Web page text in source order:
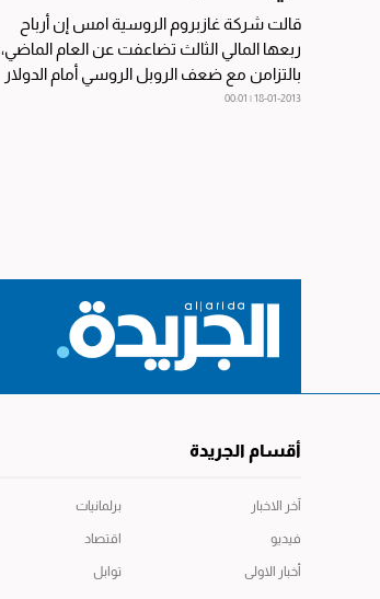
قالت شركة غازبروم الروسية امس إن أرباح
ربعها المالي الثالث تضاعفت عن العام الماضي،
بالتزامن مع ضعف الروبل الروسي أمام الدولار
الأميركي. ...
18-01-2013 | 00:01
أقسام الجريدة
آخر الاخبار
فيديو
أخبار الاولى
برلمانيات
اقتصاد
توابل